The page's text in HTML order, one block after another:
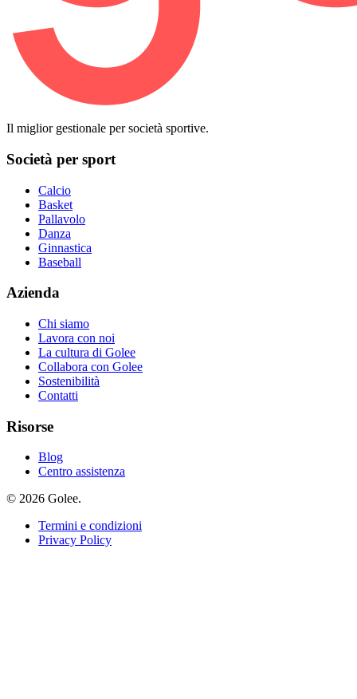
Il miglior gestionale per società sportive.
Società per sport
Calcio
Basket
Pallavolo
Danza
Ginnastica
Baseball
Azienda
Chi siamo
Lavora con noi
La cultura di Golee
Collabora con Golee
Sostenibilità
Contatti
Risorse
Blog
Centro assistenza
© 2026 Golee.
Termini e condizioni
Privacy Policy